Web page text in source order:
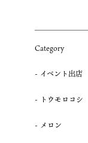
Category
イベント出店
トウモロコシ
メロン